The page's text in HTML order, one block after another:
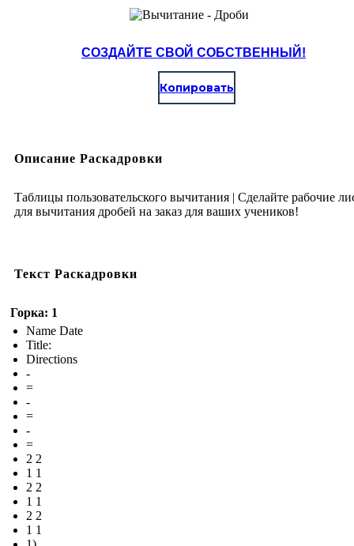
СОЗДАЙТЕ СВОЙ СОБСТВЕННЫЙ!
Копировать
Описание Раскадровки
Таблицы пользовательского вычитания | Сделайте рабочие
для вычитания дробей на заказ для ваших учеников!
Текст Раскадровки
Горка: 1
Name Date
Title:
Directions
-
=
-
=
-
=
2 2
1 1
2 2
1 1
2 2
1 1